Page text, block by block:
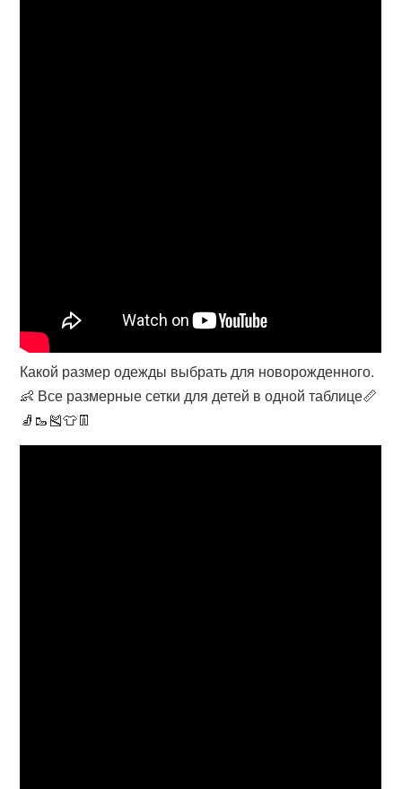
Какой размер одежды выбрать для новорожденного.
👶 Все размерные сетки для детей в одной таблице📏
🧦🥾🎽👕👖